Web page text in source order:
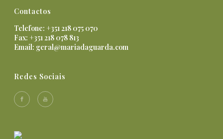
Contactos
Telefone: +351 218 075 070
Fax: +351 218 078 813
Email: geral@mariadaguarda.com
Redes Sociais